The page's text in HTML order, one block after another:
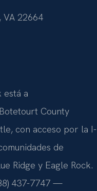
VA 22664
está a
County
con acceso por la I-
de
Ridge y Eagle Rock.
437-7747 —